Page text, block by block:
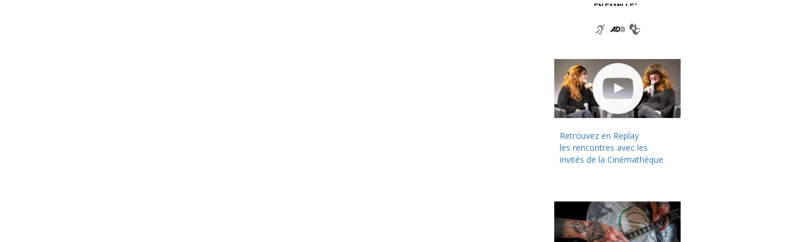
Retrouvez en Replay
les rencontres avec les
invités de la Cinémathèque